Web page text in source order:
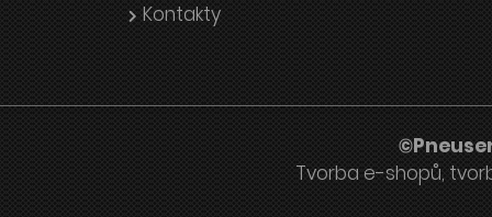
Kontakty
Tvorba e-shopů,